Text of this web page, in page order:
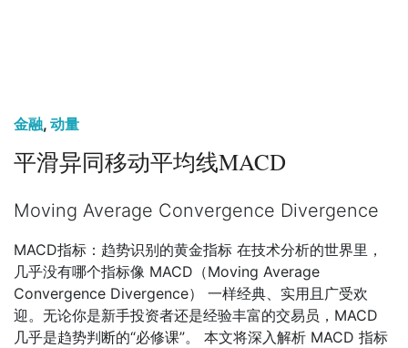
金融, 动量
平滑异同移动平均线MACD
Moving Average Convergence Divergence
MACD指标：趋势识别的黄金指标 在技术分析的世界里，
几乎没有哪个指标像 MACD（Moving Average
Convergence Divergence） 一样经典、实用且广受欢
迎。无论你是新手投资者还是经验丰富的交易员，MACD
几乎是趋势判断的“必修课”。 本文将深入解析 MACD 指标